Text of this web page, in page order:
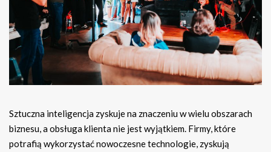
Sztuczna inteligencja zyskuje na znaczeniu w wielu obszarach
biznesu, a obsługa klienta nie jest wyjątkiem. Firmy, które
potrafią wykorzystać nowoczesne technologie, zyskują